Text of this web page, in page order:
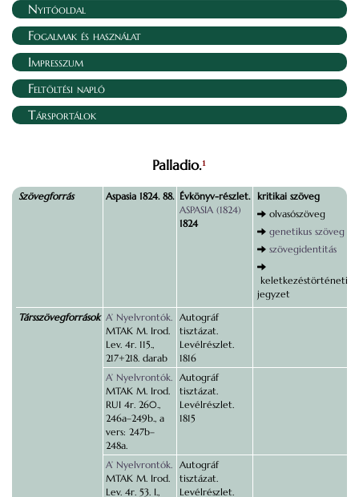
Nyitóoldal
Fogalmak és használat
Impresszum
Feltöltési napló
Társportálok
Palladio.1
Szövegforrás Aspasia 1824. 88. Évkönyv-részlet.
ASPASIA (1824)
1824
kritikai szöveg
olvasószöveg
genetikus szöveg
szövegidentitás
keletkezéstörténeti
jegyzet
Társszövegforrások A’ Nyelvrontók.
MTAK M. Irod.
Lev. 4r. 115.,
217+218. darab
Autográf
tisztázat.
Levélrészlet.
1816
A’ Nyelvrontók.
MTAK M. Irod.
RUI 4r. 260.,
246a–249b., a
vers: 247b–
248a.
Autográf
tisztázat.
Levélrészlet.
1815
A’ Nyelvrontók.
MTAK M. Irod.
Lev. 4r. 53. I.,
Autográf
tisztázat.
Levélrészlet.